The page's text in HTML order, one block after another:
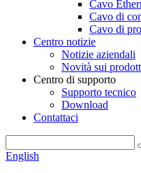
Cavo
Cavo di
Cavo di
Centro notizie
Notizie aziendali
Novità sui
Centro di supporto
Supporto tecnico
Download
Contattaci
English